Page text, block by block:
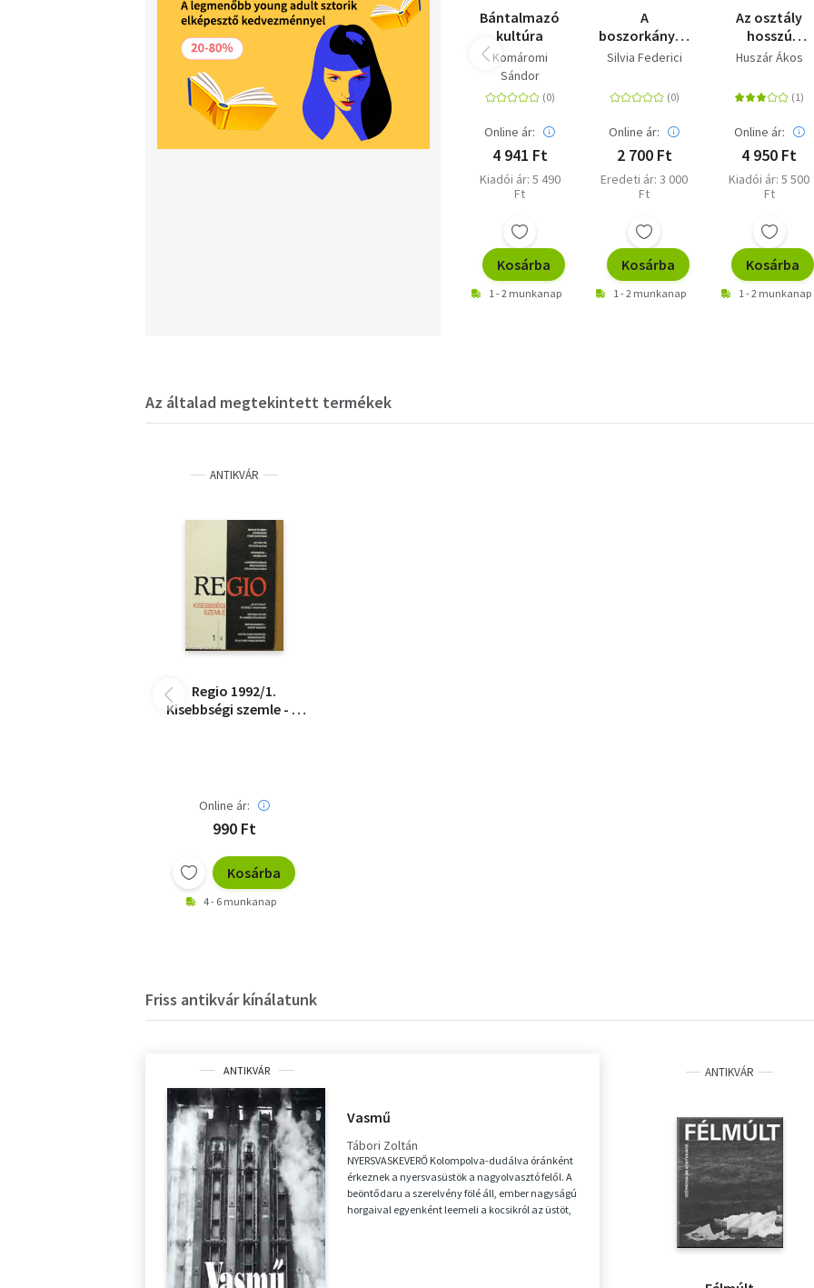
Bántalmazó
kultúra
Komáromi
Sándor
Online ár:
4 941 Ft
Kiadói ár: 5 490
Ft
Kosárba
1 - 2 munkanap
A
boszorkányüldözésektől
a
Silvia Federici
Online ár:
2 700 Ft
Eredeti ár: 3 000
Ft
Kosárba
1 - 2 munkanap
Az osztály
hosszú
árnyéka
Huszár Ákos
Online ár:
4 950 Ft
Kiadói ár: 5 500
Ft
Kosárba
1 - 2 munkanap
Az általad megtekintett termékek
ANTIKVÁR
Regio 1992/1.
Kisebbségi szemle - 3.
Online ár:
990 Ft
Kosárba
4 - 6 munkanap
Friss antikvár kínálatunk
ANTIKVÁR
Vasmű
Tábori Zoltán
NYERSVASKEVERŐ Kolompolva-dudálva óránként
érkeznek a nyersvasüstök a nagyolvasztó felől. A
beöntődaru a szerelvény fölé áll, ember nagyságú
horgaival egyenként leemeli a kocsikról az üstöt,
ANTIKVÁR